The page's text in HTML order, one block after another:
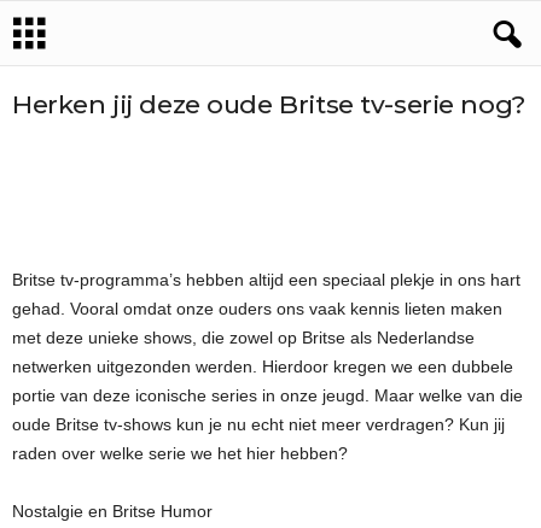
Herken jij deze oude Britse tv-serie nog?
Britse tv-programma’s hebben altijd een speciaal plekje in ons hart
gehad. Vooral omdat onze ouders ons vaak kennis lieten maken
met deze unieke shows, die zowel op Britse als Nederlandse
netwerken uitgezonden werden. Hierdoor kregen we een dubbele
portie van deze iconische series in onze jeugd. Maar welke van die
oude Britse tv-shows kun je nu echt niet meer verdragen? Kun jij
raden over welke serie we het hier hebben?
Nostalgie en Britse Humor